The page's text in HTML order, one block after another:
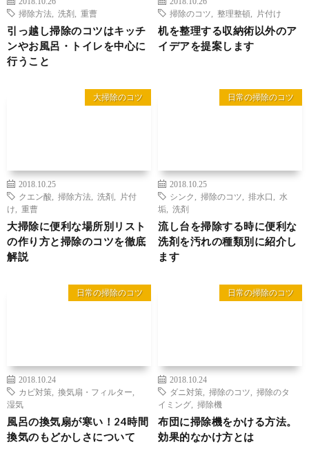
掃除方法
洗剤 重曹
引っ越し掃除のコツはキッチ
ンやお風呂・トイレを中心に
行うこと
掃除のコツ
整理整頓 片付け
机を整理する収納術以外のア
イデアを提案します
大掃除のコツ
2018.10.25
クエン酸
掃除方法 洗剤
片付
け
重曹
大掃除に便利な場所別リスト
の作り方と掃除のコツを徹底
解説
日常の掃除のコツ
2018.10.25
シンク
掃除のコツ 排水口
水
垢
洗剤
流し台を掃除する時に便利な
洗剤を汚れの種類別に紹介し
ます
日常の掃除のコツ
2018.10.24
カビ対策
換気扇・フィルター
湿気
風呂の換気扇が寒い！24時間
換気のもどかしさについて
日常の掃除のコツ
2018.10.24
ダニ対策
掃除のコツ
掃除のタ
イミング
掃除機
布団に掃除機をかける方法。
効果的なかけ方とは